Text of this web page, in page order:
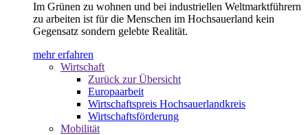
Im Grünen zu wohnen und bei industriellen Weltmarktführern
zu arbeiten ist für die Menschen im Hochsauerland kein
Gegensatz sondern gelebte Realität.
mehr erfahren
Wirtschaft
Zurück zur Übersicht
Europaarbeit
Wirtschaftspreis Hochsauerlandkreis
Wirtschaftsförderung
Mobilität